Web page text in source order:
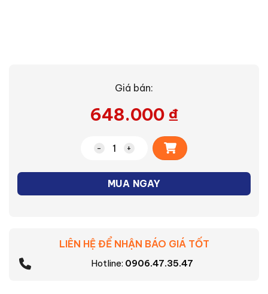
Giá bán:
648.000 ₫
Đèn Led thanh ray Philips Trackline
MUA NGAY
Alternative:
LIÊN HỆ ĐỂ NHẬN BÁO GIÁ TỐT
Hotline: 0906.47.35.47